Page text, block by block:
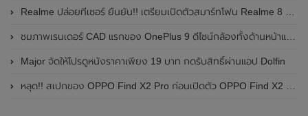
Realme ปล่อยทีเซอร์ ยืนยัน!! เตรียมเปิดตัวสมาร์ทโฟน Realme 8 Series กล้องหลังความละเอียด 108MP ในวันที่ 24 เดือนมีนาคม 2021 นี้
ชมภาพเรนเดอร์ CAD แรกของ OnePlus 9 ดีไซน์กล้องทั้งด้านหน้าและด้านหลังเหมือน OnePlus 8T
Major จัดให้โปรดูหนังราคาเพียง 19 บาท กดรับสิทธิ์ผ่านแอป Dolfin
หลุด!! สเปกของ OPPO Find X2 Pro ก่อนเปิดตัว OPPO Find X2 วันที่ 6 มีนาคมนี้